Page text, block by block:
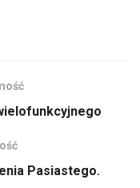
Pasiastego.